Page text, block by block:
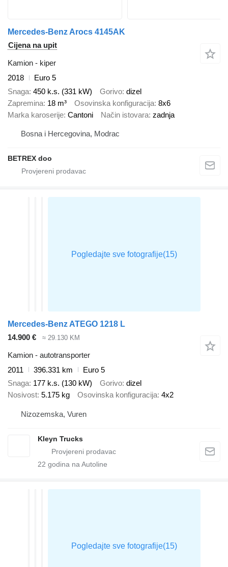
Mercedes-Benz Arocs 4145AK
Cijena na upit
Kamion - kiper
2018
Euro 5
Snaga 450 k.s. (331 kW) Gorivo dizel
Zapremina 18 m³ Osovinska konfiguracija 8x6
Marka karoserije Cantoni Način istovara zadnja
Bosna i Hercegovina, Modrac
BETREX doo
Mercedes-Benz ATEGO 1218 L
14.900 €
≈ 29.130 KM
Kamion - autotransporter
2011
396.331 km
Euro 5
Snaga 177 k.s. (130 kW) Gorivo dizel
Nosivost 5.175 kg Osovinska konfiguracija 4x2
Nizozemska, Vuren
Kleyn Trucks
22 godina na Autoline